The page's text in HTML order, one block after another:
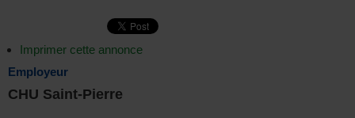
Imprimer cette annonce
Employeur
CHU Saint-Pierre